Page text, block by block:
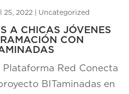
25, 2022| Uncategorized
A CHICAS JÓVENES
CON
Plataforma Red Conecta
BITaminadas en